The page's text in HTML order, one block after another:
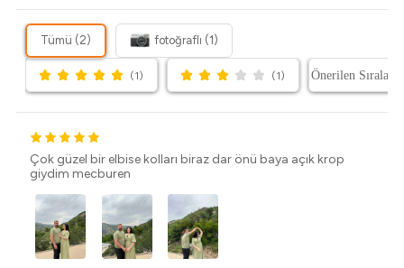
Tümü (2) fotoğraflı (1)
(1) (1)
Çok güzel bir elbise kolları biraz dar önü baya açık krop
giydim mecburen